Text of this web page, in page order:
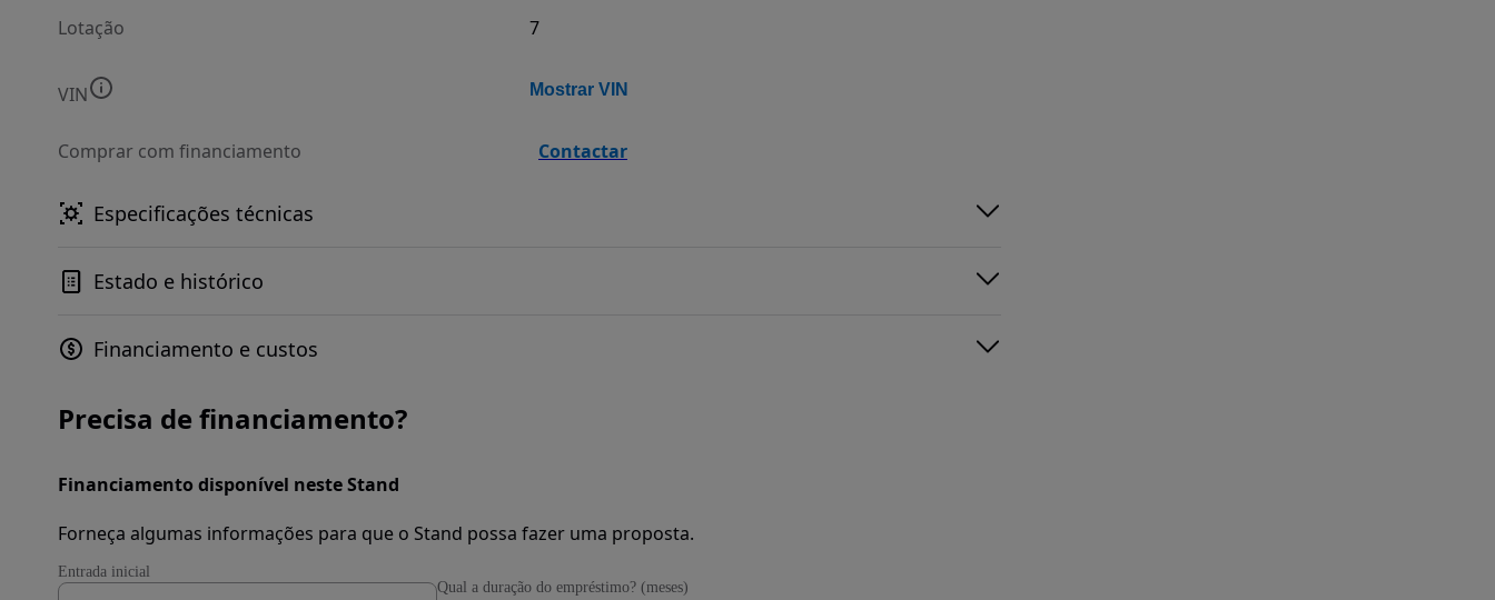
Lotação 7
VIN Mostrar VIN
Comprar com financiamento Contactar
Especificações técnicas
Estado e histórico
Financiamento e custos
Precisa de financiamento?
Financiamento disponível neste Stand
Forneça algumas informações para que o Stand possa fazer uma proposta.
Entrada inicial
Qual a duração do empréstimo? (meses)